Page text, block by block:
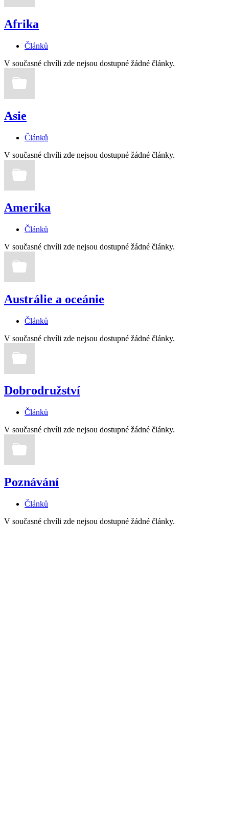
Afrika
Článků
V současné chvíli zde nejsou dostupné žádné články.
Asie
Článků
V současné chvíli zde nejsou dostupné žádné články.
Amerika
Článků
V současné chvíli zde nejsou dostupné žádné články.
Austrálie a oceánie
Článků
V současné chvíli zde nejsou dostupné žádné články.
Dobrodružství
Článků
V současné chvíli zde nejsou dostupné žádné články.
Poznávání
Článků
V současné chvíli zde nejsou dostupné žádné články.